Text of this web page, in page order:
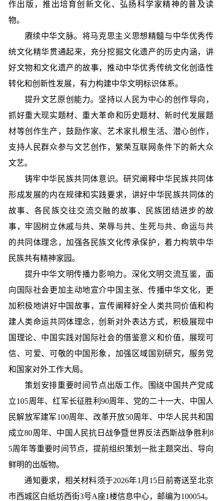
作出版，推出培育创新文化、弘扬科学家精神的普及读
物。
赓续中华文脉。将马克思主义思想精髓与中华优秀传
统文化精华贯通起来，充分挖掘文化遗产的历史内涵，讲
好文物和文化遗产的故事，推动中华优秀传统文化创造性
转化和创新性发展，有力构建中华文明标识体系。
提升文艺原创能力。坚持以人民为中心的创作导向，
抓好重大现实题材、重大革命和历史题材、新时代发展题
材等创作生产，鼓励作家、艺术家扎根生活、潜心创作，
支持人民群众参与文艺创作，繁荣互联网条件下的新大众
文艺。
铸牢中华民族共同体意识。研究阐释中华民族共同体
形成发展的内在规律和实践要求，讲好中华民族共同体的
故事、各民族交往交流交融的故事、民族团结进步的故
事，牢固树立休戚与共、荣辱与共、生死与共、命运与共
的共同体理念，加强各民族文化传承保护，着力构筑中华
民族共有精神家园。
提升中华文明传播力影响力。深化文明交流互鉴，面
向国际社会更加主动地宣介中国主张、传播中华文化，更
加积极地讲好中国故事，宣传阐释好全人类共同价值和构
建人类命运共同体理念，创新对外表达方式，积极展现中
国理论、中国实践对国际社会的借鉴意义和价值，展现可
信、可爱、可敬的中国形象，加强区域国别研究，服务党
和国家对外工作大局。
策划安排重要时间节点出版工作。围绕中国共产党成
立105周年、红军长征胜利90周年、党的二十一大、中国人
民解放军建军100周年、改革开放50周年、中华人民共和国
成立80周年、中国人民抗日战争暨世界反法西斯战争胜利8
5周年等重要时间节点，提前组织策划一批主题突出、导向
鲜明的出版物。
通知要求，相关材料须于2026年1月15日前寄送至北京
市西城区白纸坊西街3号A座1楼信息中心，邮编为100054。